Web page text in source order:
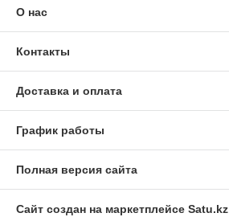
О нас
Контакты
Доставка и оплата
График работы
Полная версия сайта
Сайт создан на маркетплейсе Satu.kz